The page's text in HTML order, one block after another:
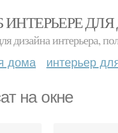
ИНТЕРЬЕРЕ
дизайна интерьера,
дома интерьер
на окне